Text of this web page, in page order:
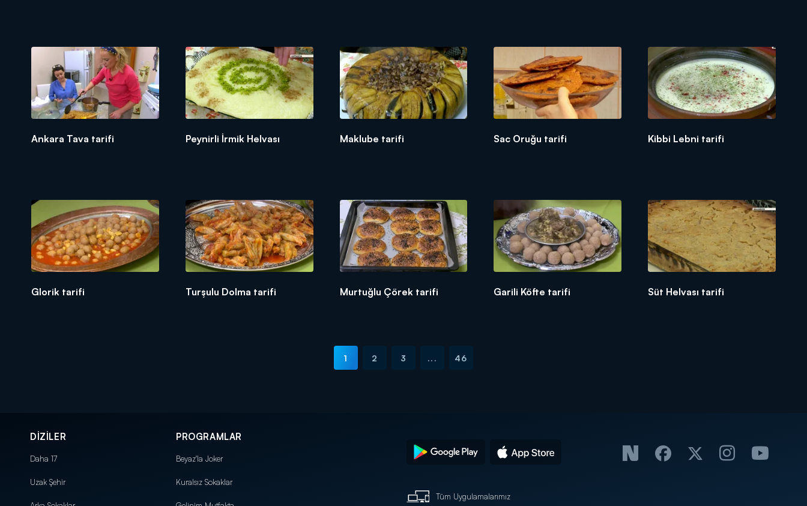
Ankara Tava tarifi Peynirli İrmik Helvası Maklube tarifi Sac Oruğu tarifi Kibbi Lebni tarifi
Glorik tarifi Turşulu Dolma tarifi Murtuğlu Çörek tarifi Garili Köfte tarifi Süt Helvası tarifi
1 2 3 ... 46
DİZİLER
Daha 17
Uzak Şehir
PROGRAMLAR
Beyaz'la Joker
Kuralsız Sokaklar
Tüm Uygulamalarımız